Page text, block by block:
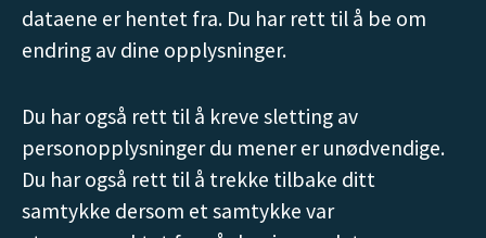
dataene er hentet fra. Du har rett til å be om
endring av dine opplysninger.
Du har også rett til å kreve sletting av
personopplysninger du mener er unødvendige.
Du har også rett til å trekke tilbake ditt
samtykke dersom et samtykke var